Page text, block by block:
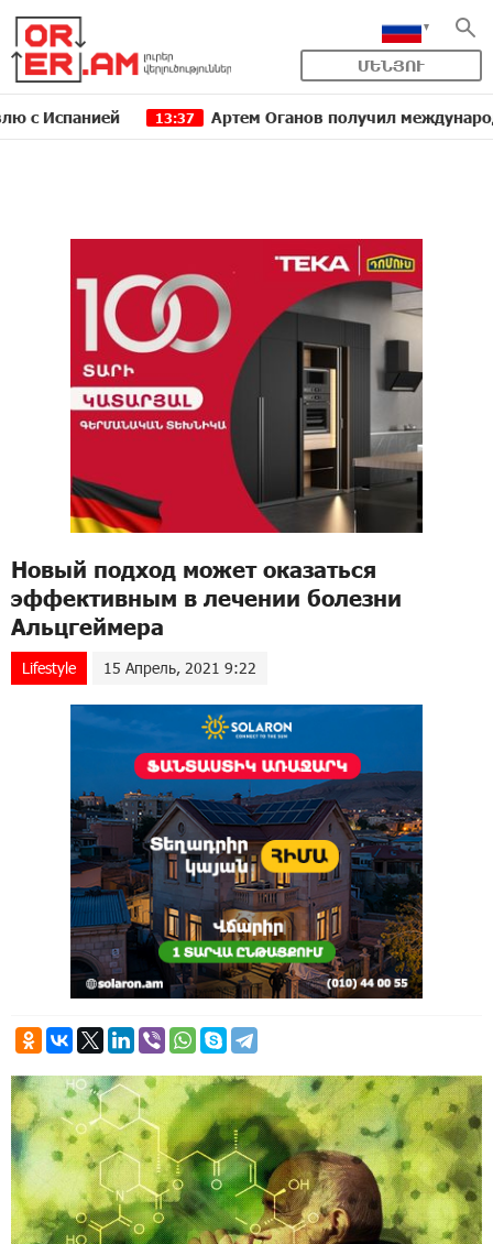
ՄԵՆՅՈՒ
13:37 Артем Оганов получил международную
Новый подход может оказаться
эффективным в лечении болезни
Альцгеймера
Lifestyle 15 Апрель, 2021 9:22